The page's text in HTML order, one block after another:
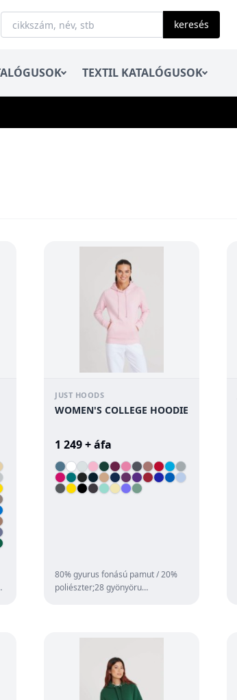
keresés
TEXTIL KATALÓGUSOK
JUST HOODS
WOMEN'S COLLEGE HOODIE
1 249 + áfa
80% gyurus fonású pamut / 20%
poliészter;28 gyönyöru